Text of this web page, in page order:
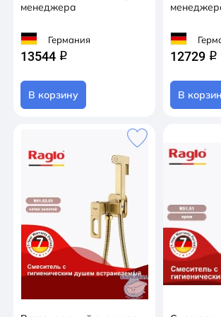
менеджера
Германия
13544 q
В корзину
12729 q
В